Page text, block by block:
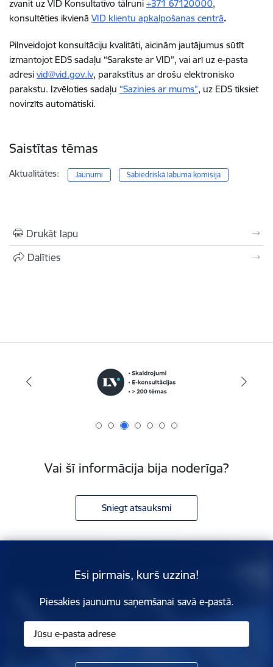
zvanīt uz VID Konsultatīvo tālruni +371 67120000,
konsultēties ikvienā VID klientu apkalpošanas centrā.
Pilnveidojot konsultāciju kvalitāti, aicinām jautājumus sūtīt
izmantojot EDS sadaļu “Sarakste ar VID”, vai arī uz e-pasta
adresi vid@vid.gov.lv, parakstītus ar drošu elektronisko
parakstu. Izvēloties sadaļu “Sazinies ar mums”, uz EDS tiksiet
novirzīts automātiski.
Saistītas tēmas
Aktualitātes: Jaunumi Sabiedriskā labuma komisija
Drukāt lapu
Dalīties
Vai šī informācija bija noderīga?
Sniegt atsauksmi
Esi pirmais, kurš uzzina!
Piesakies jaunumu saņemšanai savā e-pastā.